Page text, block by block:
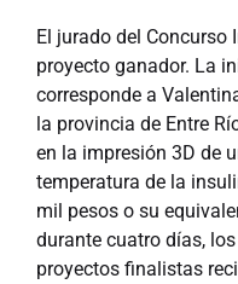
El jurado del Concurso
proyecto ganador. La
corresponde a
la provincia de Entre
en la impresión 3D de
temperatura de la
mil pesos o su
durante cuatro días,
proyectos finalistas